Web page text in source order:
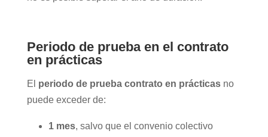
Periodo de prueba en el contrato
en prácticas
El periodo de prueba contrato en prácticasno
puede exceder de:
1 mes, salvo que el convenio colectivo